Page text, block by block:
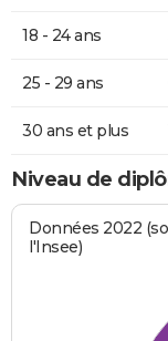
18 - 24 ans
25 - 29 ans
30 ans et plus
Niveau de
Données 2022
l'Insee)